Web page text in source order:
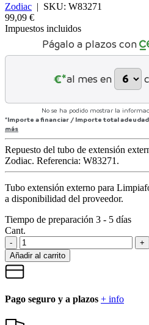
Zodiac | SKU: W83271
99,09 €
Impuestos incluidos
Págalo a plazos con
€*al mes en
No se ha podido mostrar la
*Importe a financiar / Importe total
más
Repuesto del tubo de extensión
Zodiac. Referencia: W83271.
Tubo extensión externo para
a disponibilidad del proveedor.
Tiempo de preparación 3 - 5 días
Cant.
-
+
Añadir al carrito
Pago seguro y a plazos + info